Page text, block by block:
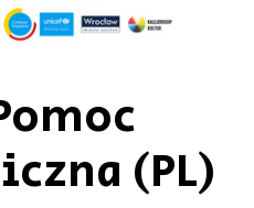
(PL)